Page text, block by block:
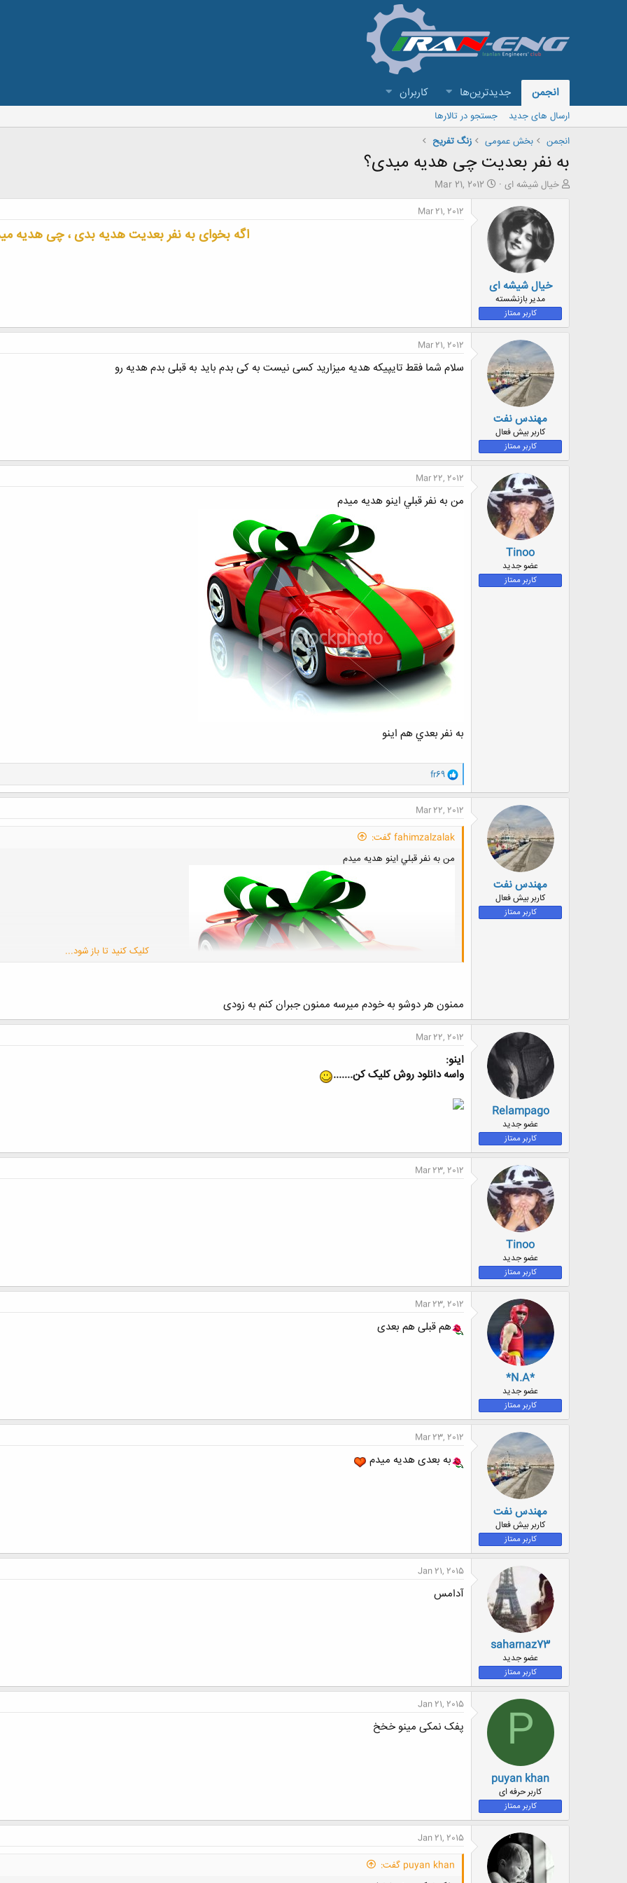
انجمن جدیدترین‌ها کاربران
ارسال های جدید
جستجو در تالارها
انجمن
بخش عمومی زنگ تفريح
به نفر بعدیت چی هدیه میدی؟
ش
و
ض
خیال شیشه ای
تMar 21, 2012
خیال شیشه ای
مدیر بازنشسته
کاربر ممتاز
Mar 21, 2012
اگه بخوای به نفر بعدیت هدیه بدی ، چی هدیه
مهندس نفت
کاربر بیش فعال
کاربر ممتاز
Mar 21, 2012
سلام شما فقط تایپیکه هدیه میزارید کسی نیست به کی بدم باید به قبلی بدم هدیه رو
Tinoo
عضو جدید
کاربر ممتاز
Mar 22, 2012
من به نفر قبلي اينو هديه ميدم
به نفر بعدي هم اينو
و
ا
ک
ش
ا
fr69
مهندس نفت
کاربر بیش فعال
کاربر ممتاز
Mar 22, 2012
fahimzalzalak گفت:
من به نفر قبلي اينو هديه ميدم
کلیک کنید تا باز شود...
ممنون هر دوشو به خودم میرسه ممنون جبران کنم به زودی
Relampago
عضو جدید
کاربر ممتاز
Mar 22, 2012
اینو:
واسه دانلود روش کلیک کن.......
Tinoo
عضو جدید
کاربر ممتاز
Mar 23, 2012
*N.A*
عضو جدید
کاربر ممتاز
Mar 23, 2012
هم قبلی هم بعدی
مهندس نفت
کاربر بیش فعال
کاربر ممتاز
Mar 23, 2012
به بعدی هدیه میدم
saharnaz73
عضو جدید
کاربر ممتاز
Jan 21, 2015
آدامس
P
puyan khan
کاربر حرفه ای
کاربر ممتاز
Jan 21, 2015
پفک نمکی مینو خخخ
Jan 21, 2015
puyan khan گفت: